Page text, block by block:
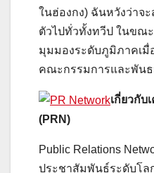
ในฮ่องกง) ฉันหวังว่าจ
ตัวไปทั่วทั้งทวีป ในขณ
มุมมองระดับภูมิภาคเมื่
คณะกรรมการและพันธ
เกี่ยวกับ
(PRN)
Public Relations
ประชาสัมพันธ์ระดับโล